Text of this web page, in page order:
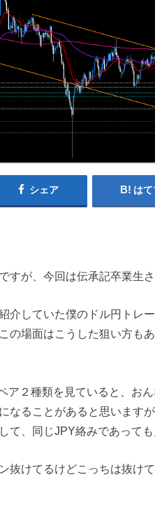
シェア はて
すが、今回は伝承記卒業生
介していた僕のドル円トレ
の場面はこうした狙い方も
ア２種類を見ていると、お
なることがあると思います
て、同じJPY絡みであって
抜けてるけどこっちは抜け